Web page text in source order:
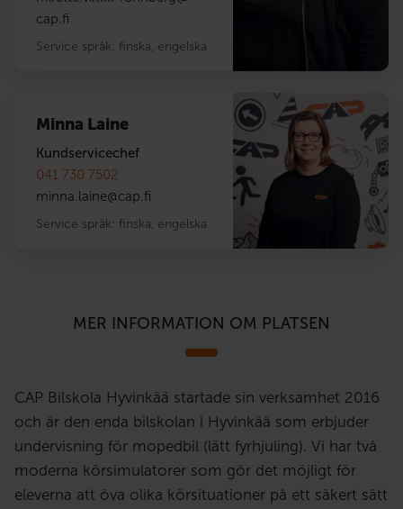
mukavaa ja opettavaista. Parasta
tässä työssä on nähdä oppilaideni
palkitsevaa. Hypätään yhdessä
totta!
cap.fi
Service språk: finska, engelska
Minna Laine
Kundservicechef
041 730 7502
minna.laine@cap.fi
Service språk: finska, engelska
MER INFORMATION OM PLATSEN
CAP Bilskola Hyvinkää startade sin verksamhet 2016
och är den enda bilskolan i Hyvinkää som erbjuder
undervisning för mopedbil (lätt fyrhjuling). Vi har två
moderna körsimulatorer som gör det möjligt för
eleverna att öva olika körsituationer på ett säkert sätt